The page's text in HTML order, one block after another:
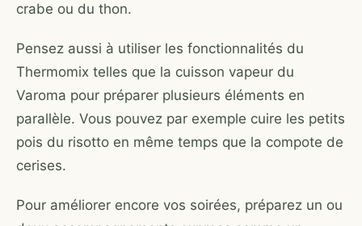
crabe ou du thon.
Pensez aussi à utiliser les fonctionnalités du
Thermomix telles que la cuisson vapeur du
Varoma pour préparer plusieurs éléments en
parallèle. Vous pouvez par exemple cuire les petits
pois du risotto en même temps que la compote de
cerises.
Pour améliorer encore vos soirées, préparez un ou